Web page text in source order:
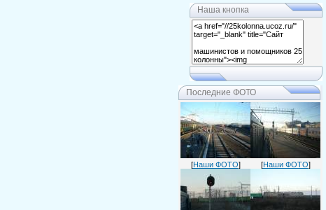
Наша кнопка
Последние ФОТО
[Наши ФОТО] [Наши ФОТО]